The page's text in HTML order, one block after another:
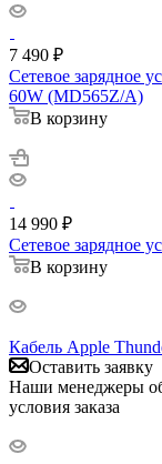
7 490 ₽
Сетевое зарядное
60W (MD565Z/A)
В корзину
14 990 ₽
Сетевое зарядное
В корзину
Кабель Apple
Оставить заявку
Наши менеджеры
условия заказа